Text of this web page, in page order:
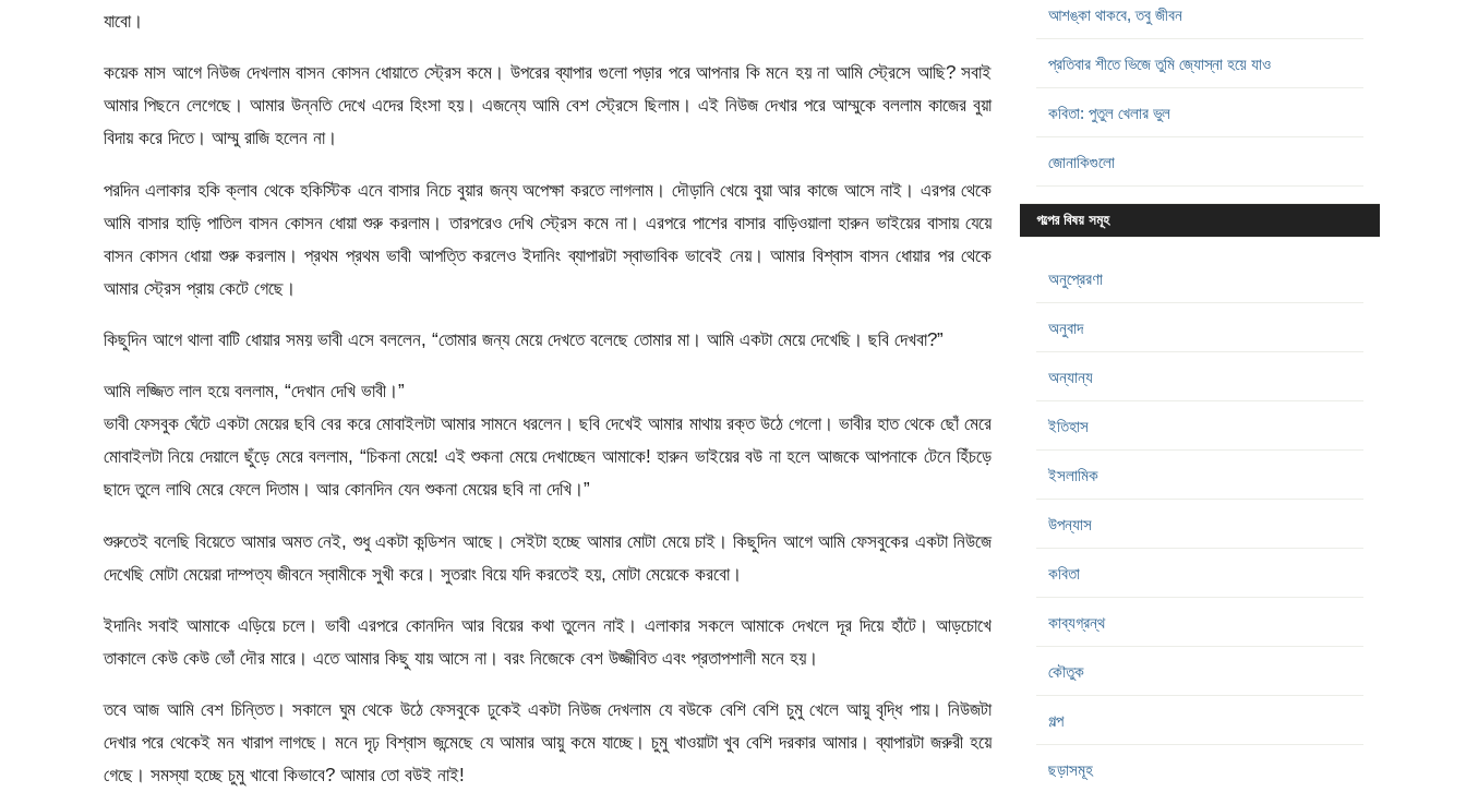
যাবো।
কয়েক মাস আগে নিউজ দেখলাম বাসন কোসন ধোয়াতে স্ট্রেস কমে। উপরের ব্যাপার গুলো পড়ার পরে আপনার কি মনে হয় না আমি স্ট্রেসে আছি? সবাই
আমার পিছনে লেগেছে। আমার উন্নতি দেখে এদের হিংসা হয়। এজন্যে আমি বেশ স্ট্রেসে ছিলাম। এই নিউজ দেখার পরে আম্মুকে বললাম কাজের বুয়া
বিদায় করে দিতে। আম্মু রাজি হলেন না।
পরদিন এলাকার হকি ক্লাব থেকে হকিস্টিক এনে বাসার নিচে বুয়ার জন্য অপেক্ষা করতে লাগলাম। দৌড়ানি খেয়ে বুয়া আর কাজে আসে নাই। এরপর থেকে
আমি বাসার হাড়ি পাতিল বাসন কোসন ধোয়া শুরু করলাম। তারপরেও দেখি স্ট্রেস কমে না। এরপরে পাশের বাসার বাড়িওয়ালা হারুন ভাইয়ের বাসায় যেয়ে
বাসন কোসন ধোয়া শুরু করলাম। প্রথম প্রথম ভাবী আপত্তি করলেও ইদানিং ব্যাপারটা স্বাভাবিক ভাবেই নেয়। আমার বিশ্বাস বাসন ধোয়ার পর থেকে
আমার স্ট্রেস প্রায় কেটে গেছে।
কিছুদিন আগে থালা বাটি ধোয়ার সময় ভাবী এসে বললেন, “তোমার জন্য মেয়ে দেখতে বলেছে তোমার মা। আমি একটা মেয়ে দেখেছি। ছবি দেখবা?”
আমি লজ্জিত লাল হয়ে বললাম, “দেখান দেখি ভাবী।”
ভাবী ফেসবুক ঘেঁটে একটা মেয়ের ছবি বের করে মোবাইলটা আমার সামনে ধরলেন। ছবি দেখেই আমার মাথায় রক্ত উঠে গেলো। ভাবীর হাত থেকে ছোঁ মেরে
মোবাইলটা নিয়ে দেয়ালে ছুঁড়ে মেরে বললাম, “চিকনা মেয়ে! এই শুকনা মেয়ে দেখাচ্ছেন আমাকে! হারুন ভাইয়ের বউ না হলে আজকে আপনাকে টেনে হিঁচড়ে
ছাদে তুলে লাথি মেরে ফেলে দিতাম। আর কোনদিন যেন শুকনা মেয়ের ছবি না দেখি।”
শুরুতেই বলেছি বিয়েতে আমার অমত নেই, শুধু একটা কন্ডিশন আছে। সেইটা হচ্ছে আমার মোটা মেয়ে চাই। কিছুদিন আগে আমি ফেসবুকের একটা নিউজে
দেখেছি মোটা মেয়েরা দাম্পত্য জীবনে স্বামীকে সুখী করে। সুতরাং বিয়ে যদি করতেই হয়, মোটা মেয়েকে করবো।
ইদানিং সবাই আমাকে এড়িয়ে চলে। ভাবী এরপরে কোনদিন আর বিয়ের কথা তুলেন নাই। এলাকার সকলে আমাকে দেখলে দূর দিয়ে হাঁটে। আড়চোখে
তাকালে কেউ কেউ ভোঁ দৌর মারে। এতে আমার কিছু যায় আসে না। বরং নিজেকে বেশ উজ্জীবিত এবং প্রতাপশালী মনে হয়।
তবে আজ আমি বেশ চিন্তিত। সকালে ঘুম থেকে উঠে ফেসবুকে ঢুকেই একটা নিউজ দেখলাম যে বউকে বেশি বেশি চুমু খেলে আয়ু বৃদ্ধি পায়। নিউজটা
দেখার পরে থেকেই মন খারাপ লাগছে। মনে দৃঢ় বিশ্বাস জন্মেছে যে আমার আয়ু কমে যাচ্ছে। চুমু খাওয়াটা খুব বেশি দরকার আমার। ব্যাপারটা জরুরী হয়ে
গেছে। সমস্যা হচ্ছে চুমু খাবো কিভাবে? আমার তো বউই নাই!
আশঙ্কা থাকবে, তবু জীবন
প্রতিবার শীতে ভিজে তুমি জ্যোস্না হয়ে যাও
কবিতা: পুতুল খেলার ভুল
জোনাকিগুলো
গল্পের বিষয় সমূহ
অনুপ্রেরণা
অনুবাদ
অন্যান্য
ইতিহাস
ইসলামিক
উপন্যাস
কবিতা
কাব্যগ্রন্থ
কৌতুক
গল্প
ছড়াসমূহ